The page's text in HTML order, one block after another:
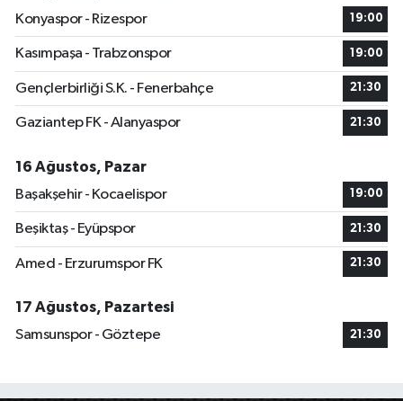
Konyaspor - Rizespor
19:00
Kasımpaşa - Trabzonspor 19:00
Gençlerbirliği S.K. - Fenerbahçe 21:30
Gaziantep FK - Alanyaspor 21:30
16 Ağustos, Pazar
Başakşehir - Kocaelispor
19:00
Beşiktaş - Eyüpspor 21:30
Amed - Erzurumspor FK 21:30
17 Ağustos, Pazartesi
Samsunspor - Göztepe
21:30